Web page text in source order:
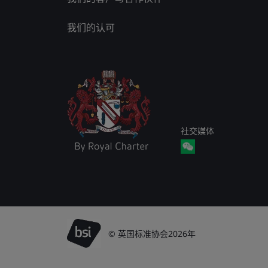
我们的认可
社交媒体
© 英国标准协会2026年